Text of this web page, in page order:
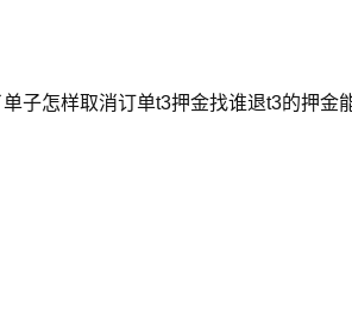
子怎样取消订单t3押金找谁退t3的押金